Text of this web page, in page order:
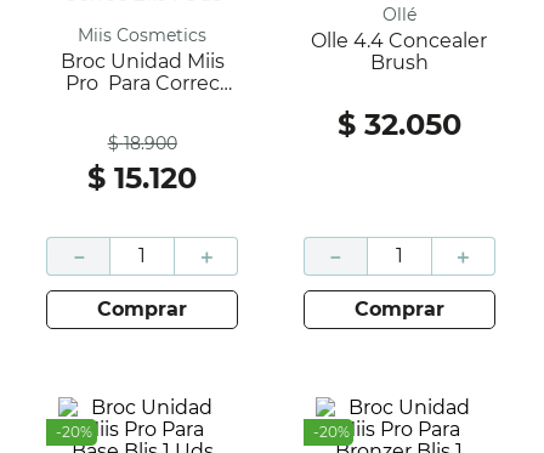
Miis Cosmetics
Broc Unidad Miis
Pro Para Correc
$ 18.900
$ 15.120
＋
－
comprar
Ollé
Olle 4.4 Concealer
Brush
$ 32.050
＋
－
comprar
-20% -20%